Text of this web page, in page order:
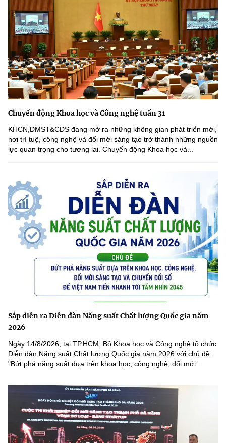
Chuyển động Khoa học và Công nghệ tuần 31
KHCN,ĐMST&CĐS đang mở ra những không gian phát triển mới,
nơi trí tuệ, công nghệ và đổi mới sáng tạo trở thành những nguồn
lực quan trọng cho tương lai. Chuyển động Khoa học và...
Sắp diễn ra Diễn đàn Năng suất Chất lượng Quốc gia năm
2026
Ngày 14/8/2026, tại TP.HCM, Bộ Khoa học và Công nghệ tổ chức
Diễn đàn Năng suất Chất lượng Quốc gia năm 2026 với chủ đề:
"Bứt phá năng suất dựa trên khoa học, công nghệ, đổi mới...